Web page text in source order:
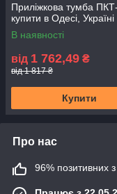
Приліжкова тумба
купити в Одесі, Україні
В наявності
від 1 762,49 ₴
від 1 817 ₴
Купити
Про нас
96% позитивних з